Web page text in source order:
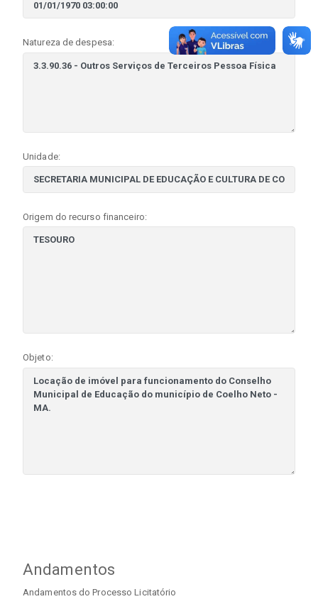
Natureza de despesa:
Unidade:
Origem do recurso financeiro:
Objeto:
Andamentos
Andamentos do Processo Licitatório